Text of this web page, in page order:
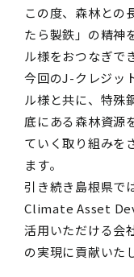
この度、森林との
たら製鉄」の精神
ル様をおつなぎで
今回のJ-クレジッ
ル様と共に、特殊
底にある森林資源
ていく取り組みを
ます。
引き続き島根県で
Climate Asset
活用いただける会
の実現に貢献いた